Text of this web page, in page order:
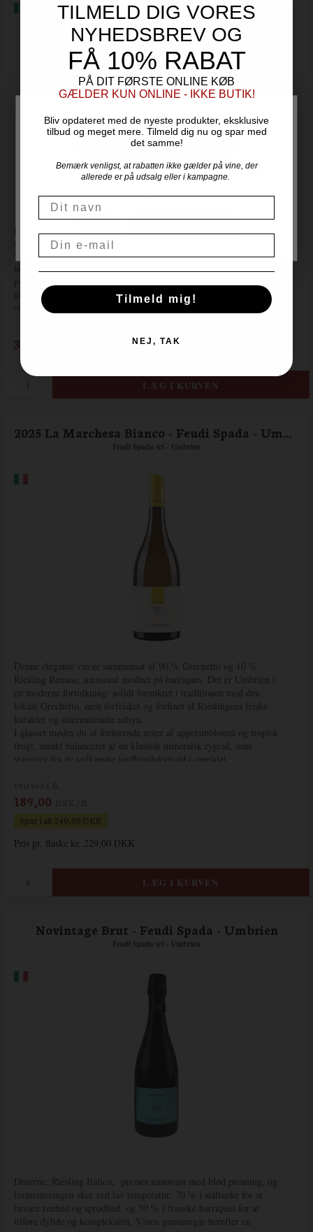
For at handle hos Vinogvin.dk skal du være over 18 år.
Er du over 18 år?
Druerne, Sangiovese, presses nænsomt med blød presning, og
fermenteringen sker ved lav temperatur.
Vinen gennemgår herefter en andengæring ved lav temperatur, hvilket
bevarer de sarte blomsteraromaer og giver en elegant, finmasket
perlage. Efter flaskegæring modnes vinen 15 måneder sur lie, hvilket
giver struktur og finesse. En ekstra måned på flaske efter degorgering
sikrer harmoni før frigivelse.
309,00
2025 La Marchesa Bianco - Feudi Spada - Umbrien
Feudi Spada srl - Umbrien
Denne elegante vin er sammensat af 90 % Grechetto og 10 %
Riesling Renano, nænsomt modnet på barriques. Det er Umbrien i
en moderne fortolkning: solidt forankret i traditionen med den
lokale Grechetto, men forfrisket og forfinet af Rieslingens friske
karakter og internationale udsyn.
I glasset mødes du af forførende noter af appelsinblomst og tropisk
frugt, smukt balanceret af en klassisk mineralsk rygrad, som
stammer fra de vulkanske jordbundsforhold i området.
189,00
Spar i alt 240,00 DKK
Pris pr. flaske kr. 229,00 DKK
Novintage Brut - Feudi Spada - Umbrien
Feudi Spada srl - Umbrien
Druerne, Riesling Italico, presses nænsomt med blød presning, og
fermenteringen sker ved lav temperatur: 70 % i ståltanke for at
bevare renhed og sprødhed, og 30 % i franske barriques for at
tilføre dybde og kompleksitet. Vinen gennemgår herefter en
TILMELD DIG VORES
NYHEDSBREV OG
FÅ 10% RABAT
PÅ DIT FØRSTE ONLINE KØB
GÆLDER KUN ONLINE - IKKE BUTIK!
Bliv opdateret med de nyeste produkter, eksklusive
tilbud og meget mere. Tilmeld dig nu og spar med
det samme!
Bemærk venligst, at rabatten ikke gælder på vine, der
allerede er på udsalg eller i kampagne.
Navn
Email
Tilmeld mig!
NEJ, TAK